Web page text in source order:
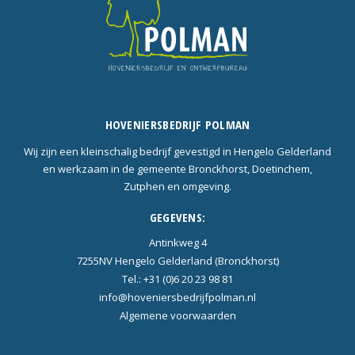
HOVENIERSBEDRIJF POLMAN
Wij zijn een kleinschalig bedrijf gevestigd in Hengelo Gelderland
en werkzaam in de gemeente Bronckhorst, Doetinchem,
Zutphen en omgeving.
GEGEVENS:
Antinkweg 4
7255NV Hengelo Gelderland (Bronckhorst)
Tel.: +31 (0)6 20 23 98 81
info@hoveniersbedrijfpolman.nl
Algemene voorwaarden